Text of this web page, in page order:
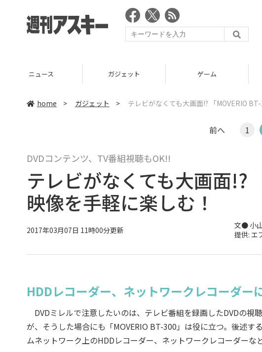
ニュース ガジェット ゲーム
home > ガジェット > テレビがなくても大画面!? 「MOVERIO
前へ 1
DVDコンテンツ、TV番組視聴もOK!!
テレビがなくても大画面!?
映像を手軽に楽しむ！
2017年03月07日 11時00分更新
文● 小
提供: エ
HDDレコーダー、ネットワークレコーダー
DVDミレルで注意したいのは、テレビ番組を録画したDVDの視
が、そうした場合にも「MOVERIO BT-300」は役に立つ。後述
ムネットワーク上のHDDレコーダー、ネットワークレコーダーな